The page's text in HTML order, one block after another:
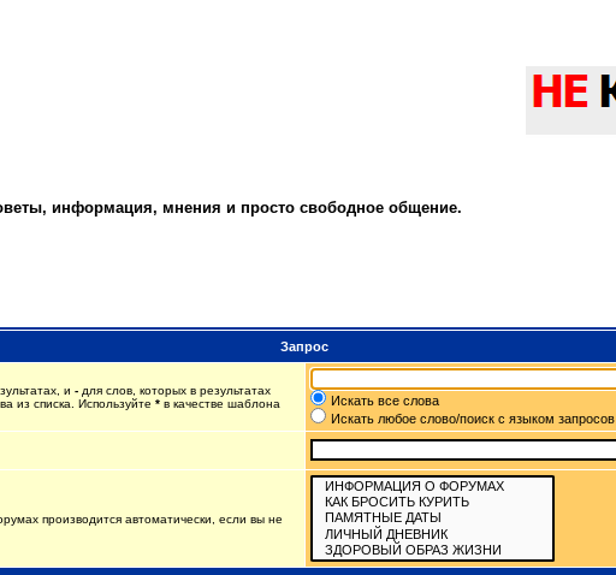
информация, мнения и просто свободное общение.
Запрос
и - для слов, которых в результатах
из списка. Используйте * в качестве шаблона
Искать все слова
Искать любое слово/поиск с языком запросов
производится автоматически, если вы не